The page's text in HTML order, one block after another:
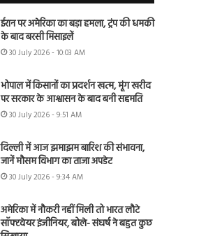
ईरान पर अमेरिका का बड़ा हमला, ट्रंप की धमकी
के बाद बरसी मिसाइलें
30 July 2026 - 10:03 AM
भोपाल में किसानों का प्रदर्शन खत्म, मूंग खरीद
पर सरकार के आश्वासन के बाद बनी सहमति
30 July 2026 - 9:51 AM
दिल्ली में आज झमाझम बारिश की संभावना,
जानें मौसम विभाग का ताजा अपडेट
30 July 2026 - 9:34 AM
अमेरिका में नौकरी नहीं मिली तो भारत लौटे
सॉफ्टवेयर इंजीनियर, बोले- संघर्ष ने बहुत कुछ